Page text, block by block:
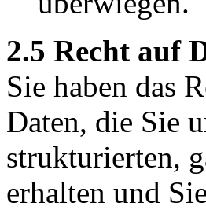
2.5 Recht auf
Sie haben das
Daten, die Sie
strukturierten,
erhalten und